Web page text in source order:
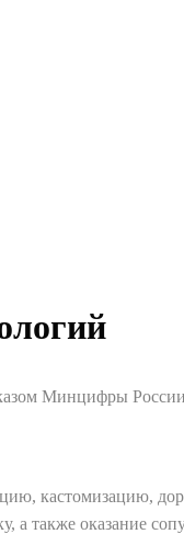
Минцифры
кастомизацию,
а также оказание